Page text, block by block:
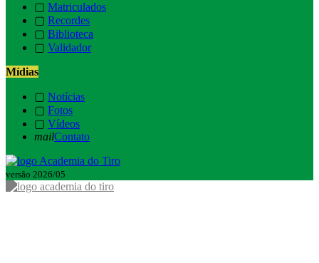
▢ Matriculados
▢ Recordes
▢ Biblioteca
▢ Validador
Mídias
▢ Notícias
▢ Fotos
▢ Vídeos
mailContato
versão 2026/05